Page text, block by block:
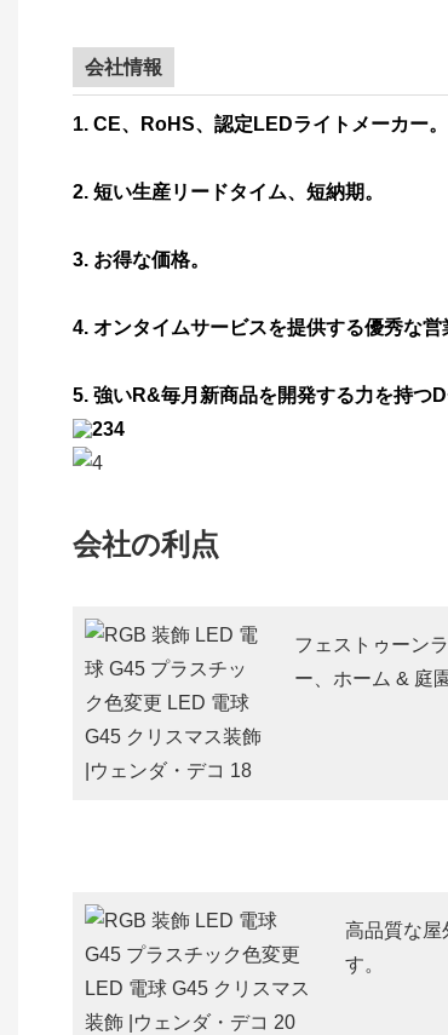
会社情報
1. CE、RoHS、認定LEDライトメーカー。
2. 短い生産リードタイム、短納期。
3. お得な価格。
4. オンタイムサービスを提供する優秀な営
5. 強いR&毎月新商品を開発する力を持つD
会社の利点
フェストゥーン
ー、ホーム & 庭
高品質な屋
す。